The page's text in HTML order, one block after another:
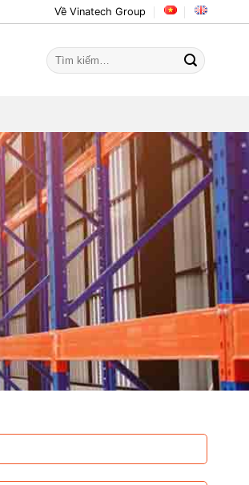
Về Vinatech Group
Tìm
kiếm: